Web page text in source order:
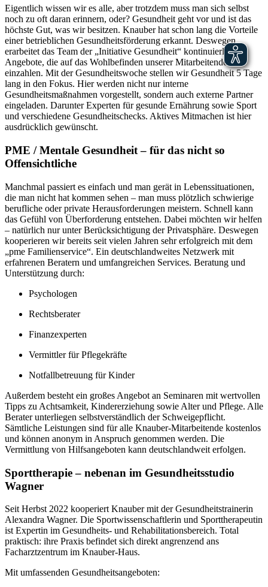
Eigentlich wissen wir es alle, aber trotzdem muss man sich selbst
noch zu oft daran erinnern, oder? Gesundheit geht vor und ist das
höchste Gut, was wir besitzen. Knauber hat schon lang die Vorteile
einer betrieblichen Gesundheitsförderung erkannt. Deswegen
erarbeitet das Team der „Initiative Gesundheit“ kontinuierlich
Angebote, die auf das Wohlbefinden unserer Mitarbeitenden
einzahlen. Mit der Gesundheitswoche stellen wir Gesundheit 5 Tage
lang in den Fokus. Hier werden nicht nur interne
Gesundheitsmaßnahmen vorgestellt, sondern auch externe Partner
eingeladen. Darunter Experten für gesunde Ernährung sowie Sport
und verschiedene Gesundheitschecks. Aktives Mitmachen ist hier
ausdrücklich gewünscht.
PME / Mentale Gesundheit – für das nicht so
Offensichtliche
Manchmal passiert es einfach und man gerät in Lebenssituationen,
die man nicht hat kommen sehen – man muss plötzlich schwierige
berufliche oder private Herausforderungen meistern. Schnell kann
das Gefühl von Überforderung entstehen. Dabei möchten wir helfen
– natürlich nur unter Berücksichtigung der Privatsphäre. Deswegen
kooperieren wir bereits seit vielen Jahren sehr erfolgreich mit dem
„pme Familienservice“. Ein deutschlandweites Netzwerk mit
erfahrenen Beratern und umfangreichen Services. Beratung und
Unterstützung durch:
Psychologen
Rechtsberater
Finanzexperten
Vermittler für Pflegekräfte
Notfallbetreuung für Kinder
Außerdem besteht ein großes Angebot an Seminaren mit wertvollen
Tipps zu Achtsamkeit, Kindererziehung sowie Alter und Pflege. Alle
Berater unterliegen selbstverständlich der Schweigepflicht.
Sämtliche Leistungen sind für alle Knauber-Mitarbeitende kostenlos
und können anonym in Anspruch genommen werden. Die
Vermittlung von Hilfsangeboten kann deutschlandweit erfolgen.
Sporttherapie – nebenan im Gesundheitsstudio
Wagner
Seit Herbst 2022 kooperiert Knauber mit der Gesundheitstrainerin
Alexandra Wagner. Die Sportwissenschaftlerin und Sporttherapeutin
ist Expertin im Gesundheits- und Rehabilitationsbereich. Total
praktisch: ihre Praxis befindet sich direkt angrenzend ans
Facharztzentrum im Knauber-Haus.
Mit umfassenden Gesundheitsangeboten: